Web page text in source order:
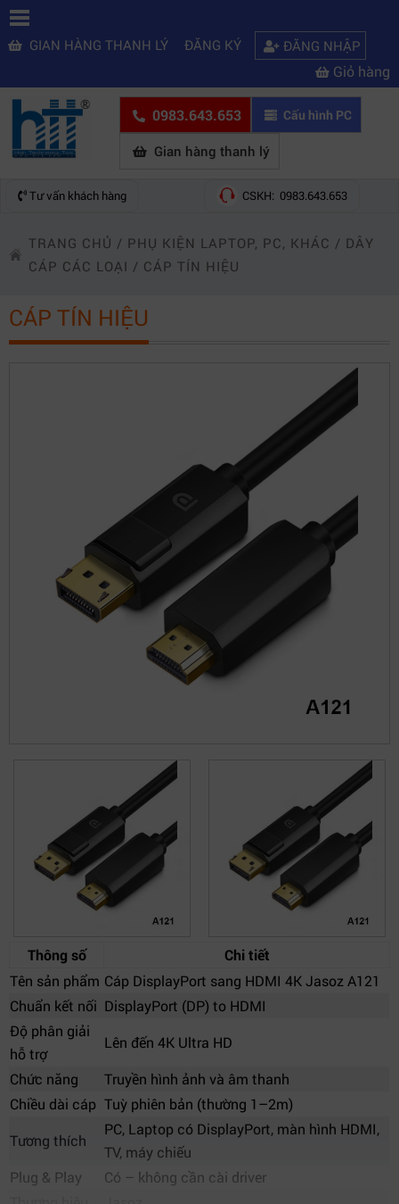
GIAN HÀNG THANH LÝ ĐĂNG KÝ ĐĂNG NHẬP
Giỏ hàng
0983.643.653 Cấu hình PC
Gian hàng thanh lý
Tư vấn khách hàng CSKH: 0983.643.653
TRANG CHỦ / PHỤ KIỆN LAPTOP, PC, KHÁC / DÂY
CÁP CÁC LOẠI / CÁP TÍN HIỆU
CÁP TÍN HIỆU
Thông số
Chi tiết
Tên sản phẩm Cáp DisplayPort sang HDMI 4K Jasoz A121
Chuẩn kết nối DisplayPort (DP) to HDMI
Độ phân giải
hỗ trợ
Lên đến 4K Ultra HD
Chức năng
Truyền hình ảnh và âm thanh
Chiều dài cáp Tuỳ phiên bản (thường 1–2m)
Tương thích
PC, Laptop có DisplayPort, màn hình HDMI,
TV, máy chiếu
Plug & Play
Có – không cần cài driver